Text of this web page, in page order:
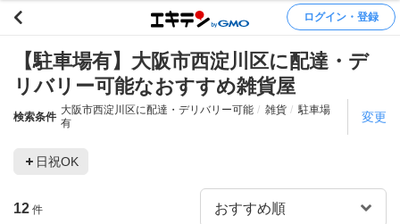
ログイン・登録
【駐車場有】大阪市西淀川区に配達・デ
リバリー可能なおすすめ雑貨屋
検索条件
大阪市西淀川区に配達・デリバリー可能 雑貨
駐車場
有
変更
日祝OK
12 件